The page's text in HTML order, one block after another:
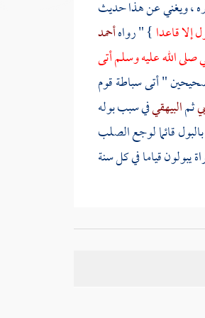
، ويغني عن هذا حديث
إلا قاعدا} " رواهأحمد
صلى الله عليه وسلم أتى
" أتى سباطة قوم
ثمالبيهقيفي سبب بوله
قائما لوجع الصلب
يبولون قياما في كل سنة